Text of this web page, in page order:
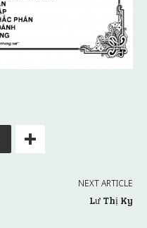
NEXT ARTICLE
Lư Thị Ky